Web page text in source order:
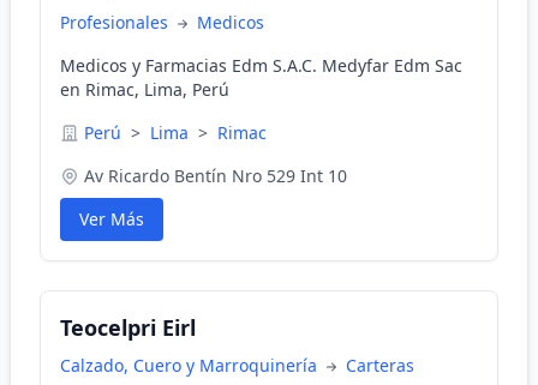
Profesionales
Medicos
Medicos y Farmacias Edm S.A.C. Medyfar Edm Sac
en Rimac, Lima, Perú
Perú > Lima > Rimac
Av Ricardo Bentín Nro 529 Int 10
Ver Más
Teocelpri Eirl
Calzado, Cuero y Marroquinería
Carteras